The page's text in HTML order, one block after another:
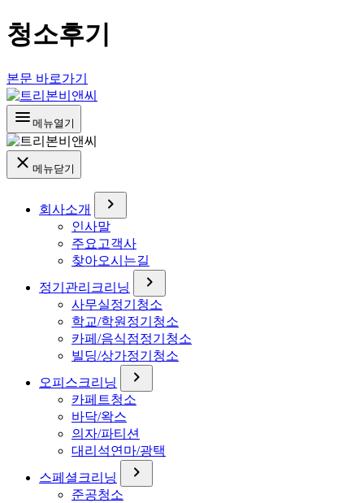
청소후기
본문 바로가기
menu 메뉴열기
close 메뉴닫기
회사소개 chevron_right
인사말
주요고객사
찾아오시는길
정기관리크리닝
chevron_right
사무실정기청소
학교/학원정기청소
카페/음식점정기청소
빌딩/상가정기청소
오피스크리닝
chevron_right
카페트청소
바닥/왁스
의자/파티션
대리석연마/광택
스페셜크리닝
chevron_right
준공청소